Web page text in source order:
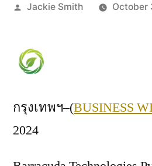
Posted
Jackie Smith October
กรุงเทพฯ–(BUSINESS
2024